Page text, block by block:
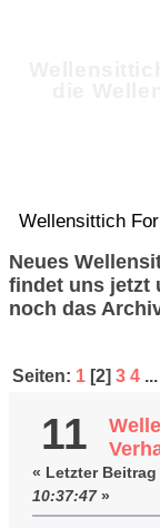
Wellensittich
Neues
findet uns jetzt
noch das
Seiten: 1 [2]3 4 ...
11
« Letzter
10:37:47»